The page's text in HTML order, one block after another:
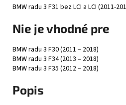
BMW radu 3 F31 bez LCI a LCI (2011-
Nie je vhodné pre
BMW radu 3 F30 (2011 – 2018)
BMW radu 3 F34 (2013 – 2018)
BMW radu 3 F35 (2012 – 2018)
Popis